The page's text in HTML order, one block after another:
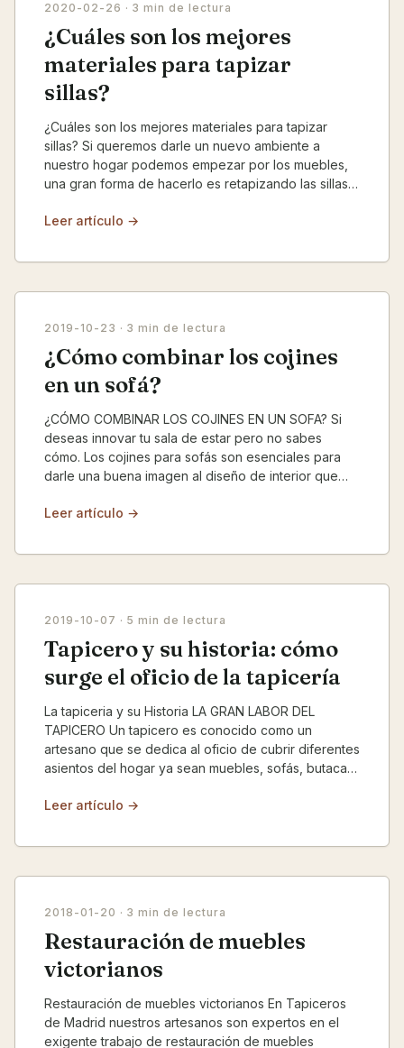
2020-02-26 · 3 min de lectura
¿Cuáles son los mejores
materiales para tapizar
sillas?
¿Cuáles son los mejores materiales para tapizar
sillas? Si queremos darle un nuevo ambiente a
nuestro hogar podemos empezar por los muebles,
una gran forma de hacerlo es retapizando las sillas
Leer artículo →
2019-10-23 · 3 min de lectura
¿Cómo combinar los cojines
en un sofá?
¿CÓMO COMBINAR LOS COJINES EN UN SOFA? Si
deseas innovar tu sala de estar pero no sabes
cómo. Los cojines para sofás son esenciales para
darle una buena imagen al diseño de interior que
Leer artículo →
2019-10-07 · 5 min de lectura
Tapicero y su historia: cómo
surge el oficio de la tapicería
La tapiceria y su Historia LA GRAN LABOR DEL
TAPICERO Un tapicero es conocido como un
artesano que se dedica al oficio de cubrir diferentes
asientos del hogar ya sean muebles, sofás, butacas,
Leer artículo →
2018-01-20 · 3 min de lectura
Restauración de muebles
victorianos
Restauración de muebles victorianos En Tapiceros
de Madrid nuestros artesanos son expertos en el
exigente trabajo de restauración de muebles